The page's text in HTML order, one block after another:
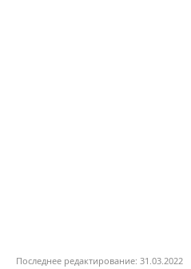
Последнее редактирование: 31.03.2022